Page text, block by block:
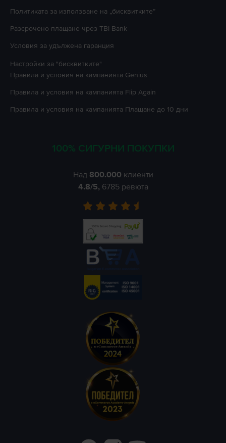
Политиката за използване на „бисквитките”
Разсрочено плащане чрез TBI Bank
Условия за удължена гаранция
Настройки за "бисквитките"
Правила и условия на кампанията Genius
Правила и условия на кампанията Flip Again
Правила и условия на кампанията Плащане до 10 дни
100% СИГУРНИ ПОКУПКИ
Над 800.000 клиенти
4.8/5, 6785 ревюта